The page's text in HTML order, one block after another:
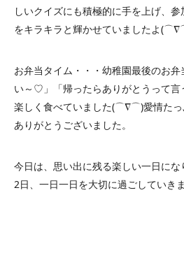
しいクイズにも積極的に手を上げ、
をキラキラと輝かせていましたよ
お弁当タイム・・・幼稚園最後のお
い～♡」「帰ったらありがとうって言
楽しく食べていました(⌒∇⌒)愛情たっ
ありがとうございました。
今日は、思い出に残る楽しい一日に
2日、一日一日を大切に過ごしてい